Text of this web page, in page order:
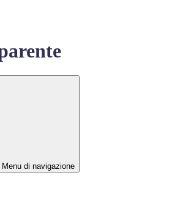
Menu di navigazione